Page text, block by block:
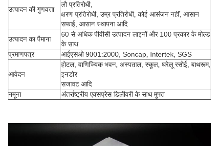
उत्पादन की गुणवत्ता
लौ प्रतिरोधी,
क्षरण प्रतिरोधी, उम्र प्रतिरोधी, कोई आसंजन नहीं, आसान
सफाई, आसान स्थापना आदि
उत्पादन का पैमाना
60 से अधिक पीवीसी उत्पादन लाइनों और 100 प्रकार के मोल्ड
के साथ
प्रमाणपत्र
आईएसओ 9001:2000, Soncap, Intertek, SGS
आवेदन
होटल, वाणिज्यिक भवन, अस्पताल, स्कूल, घरेलू रसोई, बाथरूम,
इनडोर
सजावट आदि
नमूना
अंतर्राष्ट्रीय एक्सप्रेस डिलीवरी के साथ मुफ्त